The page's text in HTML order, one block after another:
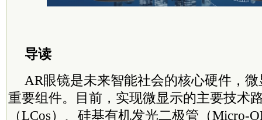
导读
AR眼镜是未来智能社会的核心硬件，
重要组件。目前，实现微显示的主要技术
（LCos）、硅基有机发光二极管（Micro-